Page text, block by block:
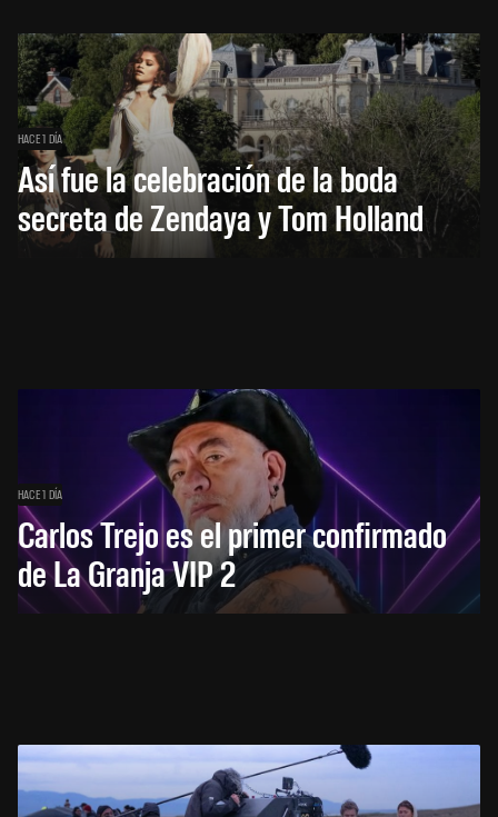
HACE 1 DÍA
Así fue la celebración de la boda
secreta de Zendaya y Tom Holland
HACE 1 DÍA
Carlos Trejo es el primer confirmado
de La Granja VIP 2